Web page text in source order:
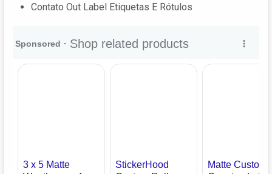
Contato Out Label Etiquetas E Rótulos